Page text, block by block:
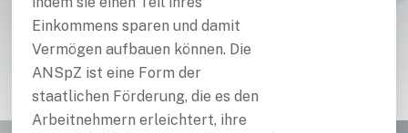
Einkommens sparen und damit
Vermögen aufbauen können. Die
ANSpZ ist eine Form der
staatlichen Förderung, die es den
Arbeitnehmern erleichtert, ihre